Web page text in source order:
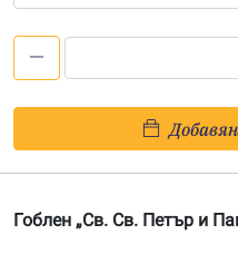
Св.
Петър
Павел
Гоблен „Св. Св. Петър и